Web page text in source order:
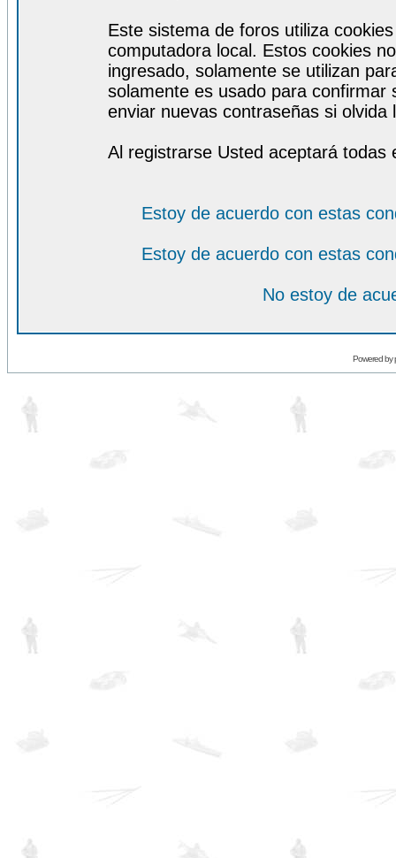
Este sistema de foros utiliza
computadora local. Estos cookies
ingresado, solamente se utilizan
solamente es usado para
enviar nuevas contraseñas si olvida
Al registrarse Usted aceptará todas
Estoy de acuerdo con estas
Estoy de acuerdo con estas
No estoy de
Powered by